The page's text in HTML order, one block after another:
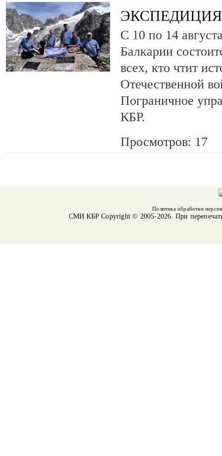
С 10 по 14
Балкарии
всех, кто чтит
Отечественной
Пограничное
КБР.
Просмотров: 17
Политика обработки
СМИ КБРCopyright © 2005-2026. При